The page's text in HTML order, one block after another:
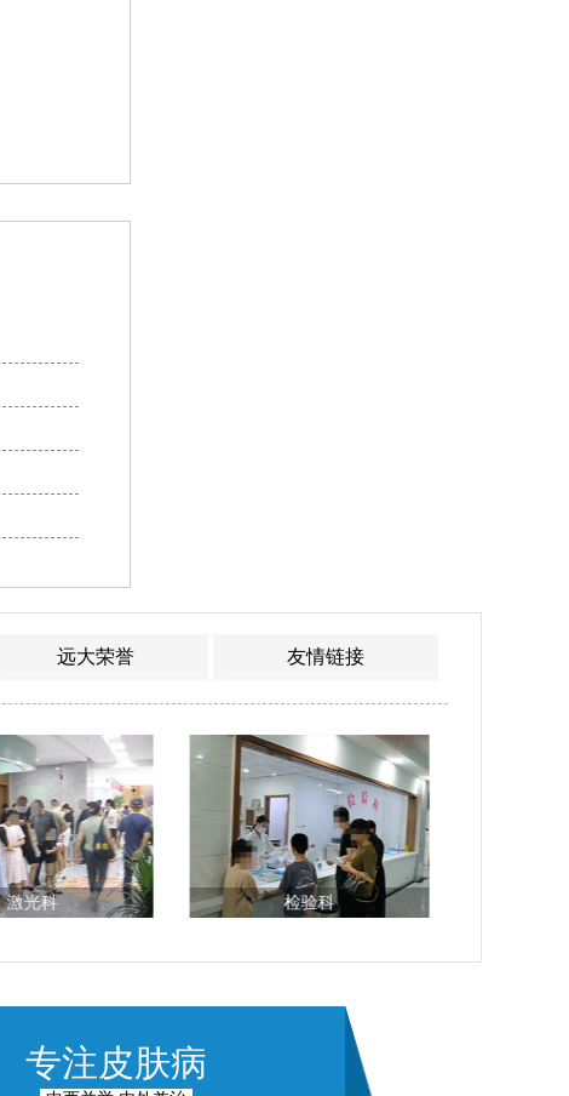
远大荣誉 友情链接
激光科 检验科
专注皮肤病